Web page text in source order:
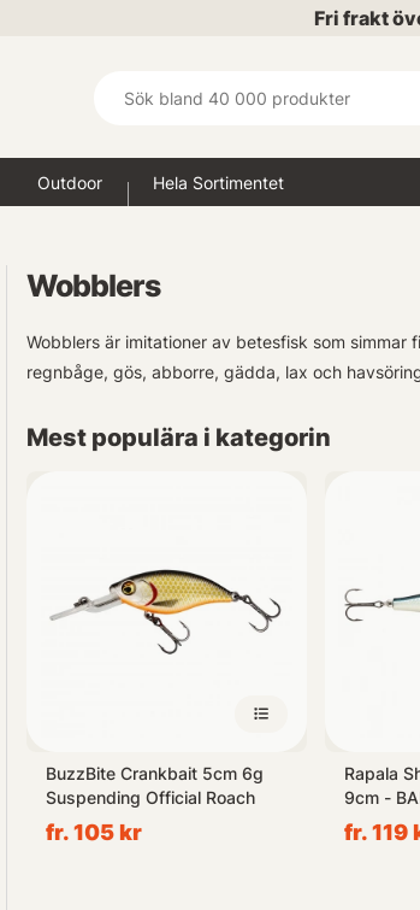
Fri frakt
Outdoor Hela Sortimentet
Wobblers
Wobblers är imitationer av betesfisk som simmar
regnbåge, gös, abborre, gädda, lax och
Mest populära i kategorin
BuzzBite Crankbait 5cm 6g
Suspending Official Roach
fr. 105 kr
Rapala
9cm -
fr. 119